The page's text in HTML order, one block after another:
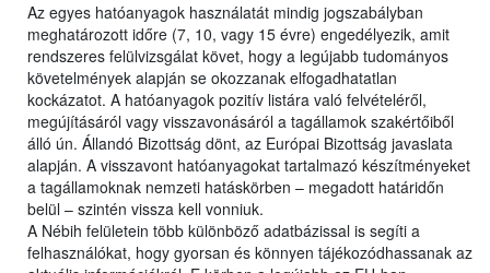
Az egyes hatóanyagok használatát mindig jogszabályban
meghatározott időre (7, 10, vagy 15 évre) engedélyezik, amit
rendszeres felülvizsgálat követ, hogy a legújabb tudományos
követelmények alapján se okozzanak elfogadhatatlan
kockázatot. A hatóanyagok pozitív listára való felvételéről,
megújításáról vagy visszavonásáról a tagállamok szakértőiből
álló ún. Állandó Bizottság dönt, az Európai Bizottság javaslata
alapján. A visszavont hatóanyagokat tartalmazó készítményeket
a tagállamoknak nemzeti hatáskörben – megadott határidőn
belül – szintén vissza kell vonniuk.
A Nébih felületein több különböző adatbázissal is segíti a
felhasználókat, hogy gyorsan és könnyen tájékozódhassanak az